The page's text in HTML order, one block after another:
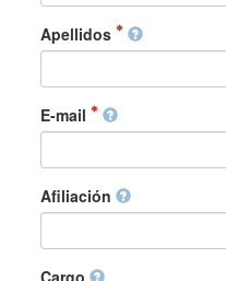
Apellidos
E-mail
Afiliación
Cargo